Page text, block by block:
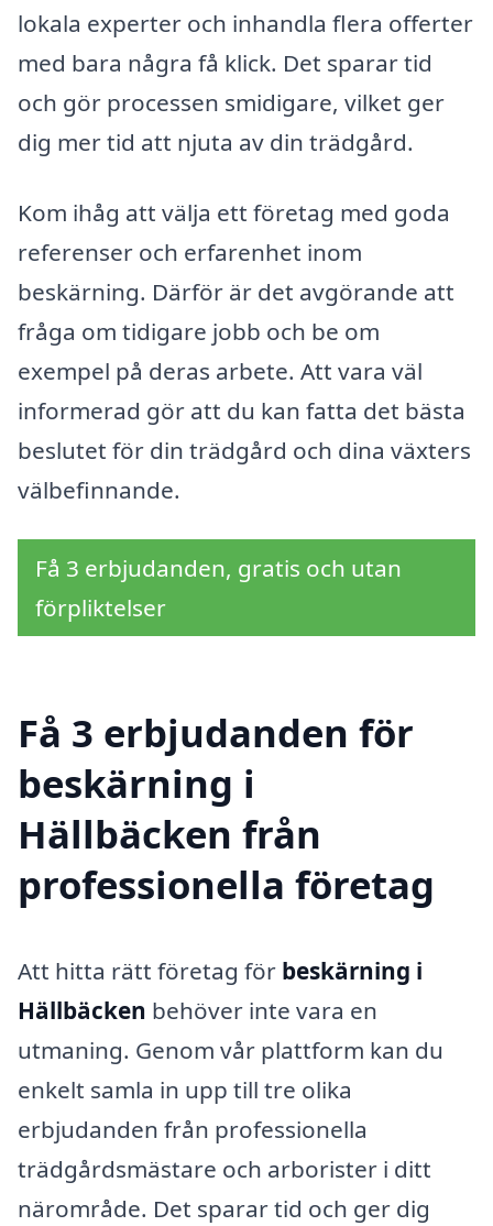
lokala experter och inhandla flera offerter
med bara några få klick. Det sparar tid
och gör processen smidigare, vilket ger
dig mer tid att njuta av din trädgård.
Kom ihåg att välja ett företag med goda
referenser och erfarenhet inom
beskärning. Därför är det avgörande att
fråga om tidigare jobb och be om
exempel på deras arbete. Att vara väl
informerad gör att du kan fatta det bästa
beslutet för din trädgård och dina växters
välbefinnande.
Få 3 erbjudanden, gratis och utan
förpliktelser
Få 3 erbjudanden för
beskärning i
Hällbäcken från
professionella företag
Att hitta rätt företag för beskärning i
Hällbäcken behöver inte vara en
utmaning. Genom vår plattform kan du
enkelt samla in upp till tre olika
erbjudanden från professionella
trädgårdsmästare och arborister i ditt
närområde. Det sparar tid och ger dig